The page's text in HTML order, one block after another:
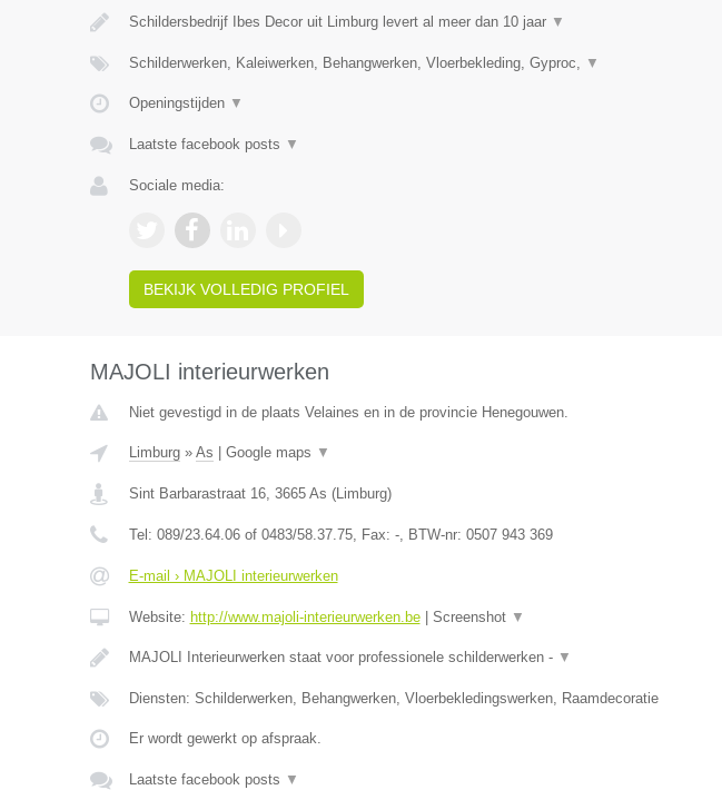
Schildersbedrijf Ibes Decor uit Limburg levert al meer dan 10 jaar ▼
Schilderwerken, Kaleiwerken, Behangwerken, Vloerbekleding, Gyproc, ▼
Openingstijden ▼
Laatste facebook posts ▼
Sociale media:
BEKIJK VOLLEDIG PROFIEL
MAJOLI interieurwerken
Niet gevestigd in de plaats Velaines en in de provincie Henegouwen.
Limburg» As Google maps ▼
Sint Barbarastraat 16, 3665 As (Limburg)
Tel: 089/23.64.06 of 0483/58.37.75, Fax: -, BTW-nr: 0507 943 369
E-mail › MAJOLI interieurwerken
Website: http://www.majoli-interieurwerken.be| Screenshot ▼
MAJOLI Interieurwerken staat voor professionele schilderwerken - ▼
Diensten: Schilderwerken, Behangwerken, Vloerbekledingswerken, Raamdecoratie
Er wordt gewerkt op afspraak.
Laatste facebook posts ▼